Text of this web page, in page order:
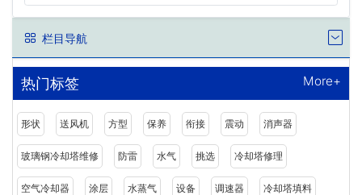
栏目导航
热门标签 More+
形状 送风机 方型 保养 衔接 震动 消声器
玻璃钢冷却塔维修 防雷 水气 挑选 冷却塔修理
空气冷却器 涂层 水蒸气 设备 调速器 冷却塔填料